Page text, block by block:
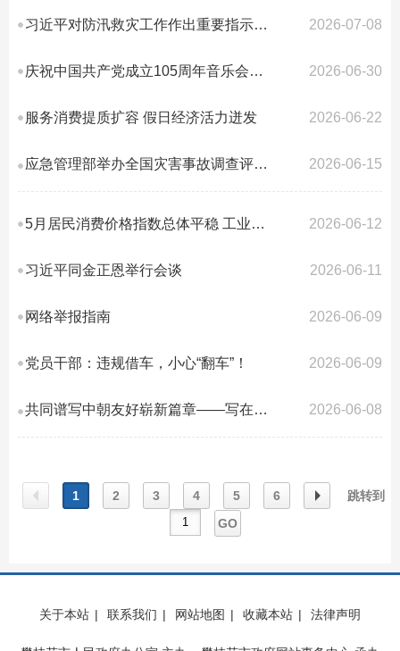
习近平对防汛救灾工作作出重要指示强调 要全力组织抢险救援、伤员救治、群众安... 2026-07-08
庆祝中国共产党成立105周年音乐会《人民至上》在京举行 习近平李强赵乐际王沪宁... 2026-06-30
服务消费提质扩容 假日经济活力迸发 2026-06-22
应急管理部举办全国灾害事故调查评估和统计业务视频培训班 2026-06-15
5月居民消费价格指数总体平稳 工业生产者出厂价格指数继续上涨 2026-06-12
习近平同金正恩举行会谈 2026-06-11
网络举报指南 2026-06-09
党员干部：违规借车，小心“翻车”！ 2026-06-09
共同谱写中朝友好崭新篇章——写在习近平总书记对朝鲜进行国事访问之际 2026-06-08
页
1 2 3 4 5 6
页
跳转到
GO
关于本站 | 联系我们 | 网站地图 | 收藏本站 | 法律声明